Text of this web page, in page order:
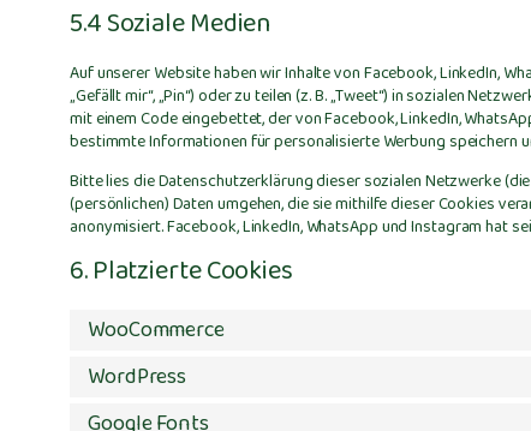
5.4 Soziale Medien
Auf unserer Website haben wir Inhalte von Facebook, LinkedIn,
„Gefällt mir“, „Pin“) oder zu teilen (z. B. „Tweet“) in sozialen
mit einem Code eingebettet, der von Facebook, LinkedIn,
bestimmte Informationen für personalisierte Werbung speichern
Bitte lies die Datenschutzerklärung dieser sozialen Netzwerke
(persönlichen) Daten umgehen, die sie mithilfe dieser Cookies
anonymisiert. Facebook, LinkedIn, WhatsApp und Instagram hat
6. Platzierte Cookies
WooCommerce
WordPress
Google Fonts